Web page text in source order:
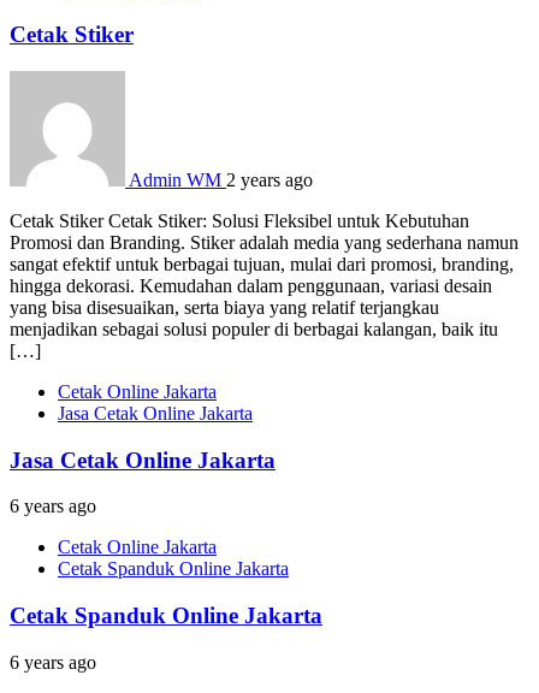
Cetak Stiker
Admin WM 2 years ago
Cetak Stiker Cetak Stiker: Solusi Fleksibel untuk Kebutuhan
Promosi dan Branding. Stiker adalah media yang sederhana namun
sangat efektif untuk berbagai tujuan, mulai dari promosi, branding,
hingga dekorasi. Kemudahan dalam penggunaan, variasi desain
yang bisa disesuaikan, serta biaya yang relatif terjangkau
menjadikan sebagai solusi populer di berbagai kalangan, baik itu
[…]
Cetak Online Jakarta
Jasa Cetak Online Jakarta
Jasa Cetak Online Jakarta
6 years ago
Cetak Online Jakarta
Cetak Spanduk Online Jakarta
Cetak Spanduk Online Jakarta
6 years ago